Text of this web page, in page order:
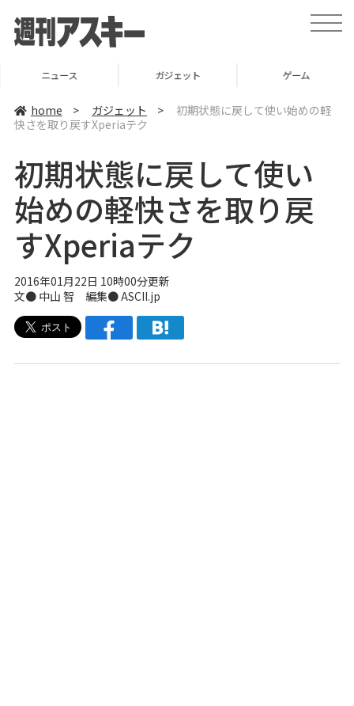
t
o
v
ニュース ガジェット ゲーム
home > ガジェット >
初期状態に戻して使い始めの軽
快さを取り戻すXperiaテク
初期状態に戻して使い
始めの軽快さを取り戻
すXperiaテク
2016年01月22日 10時00分更新
文● 中山 智 編集● ASCII.jp